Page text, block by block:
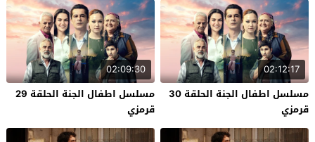
02:12:17
مسلسل اطفال الجنة الحلقة 30
قرمزي
02:09:30
مسلسل اطفال الجنة الحلقة 29
قرمزي